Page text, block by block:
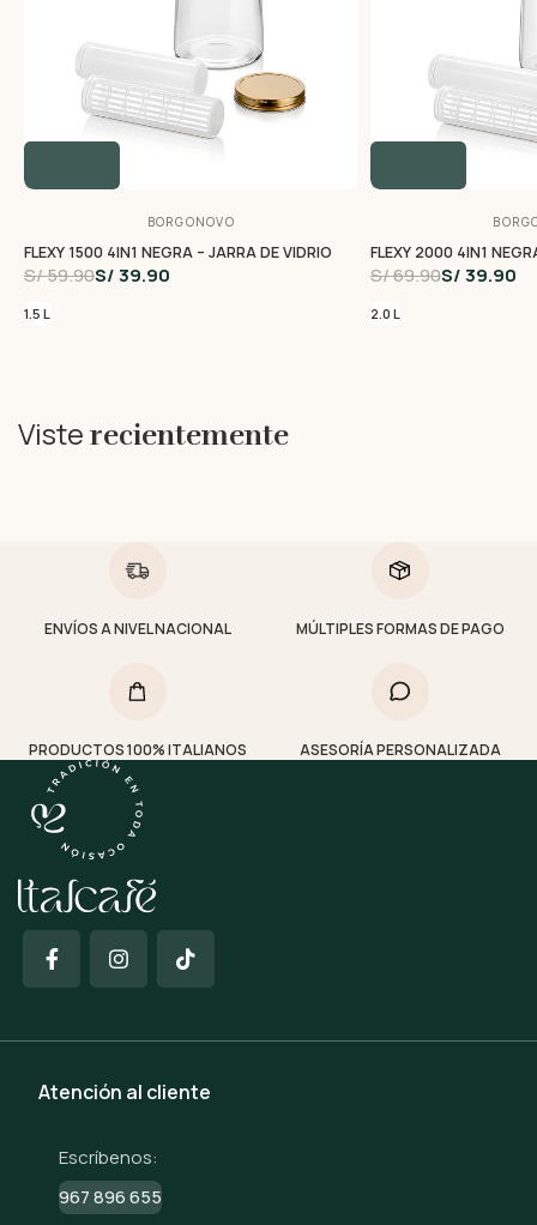
BORGONOVO
FLEXY 1500 4IN1 NEGRA – JARRA DE VIDRIO
S/ 59.90S/ 39.90
1.5 L
FLEXY 2000 4IN1
S/ 69.90S/ 39.90
2.0 L
Viste recientemente
ENVÍOS A NIVEL NACIONAL MÚLTIPLES FORMAS DE PAGO
PRODUCTOS 100% ITALIANOS ASESORÍA PERSONALIZADA
Atención al cliente
Escríbenos:
967 896 655